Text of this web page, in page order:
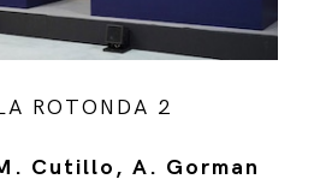
ROTONDA 2
Cutillo, A. Gorman